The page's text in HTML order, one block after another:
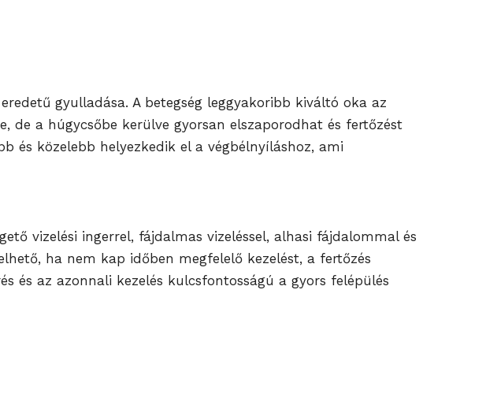
gyulladása. A betegség leggyakoribb kiváltó oka az
de a húgycsőbe kerülve gyorsan elszaporodhat és fertőzést
és közelebb helyezkedik el a végbélnyíláshoz, ami
vizelési ingerrel, fájdalmas vizeléssel, alhasi fájdalommal és
ha nem kap időben megfelelő kezelést, a fertőzés
és az azonnali kezelés kulcsfontosságú a gyors felépülés